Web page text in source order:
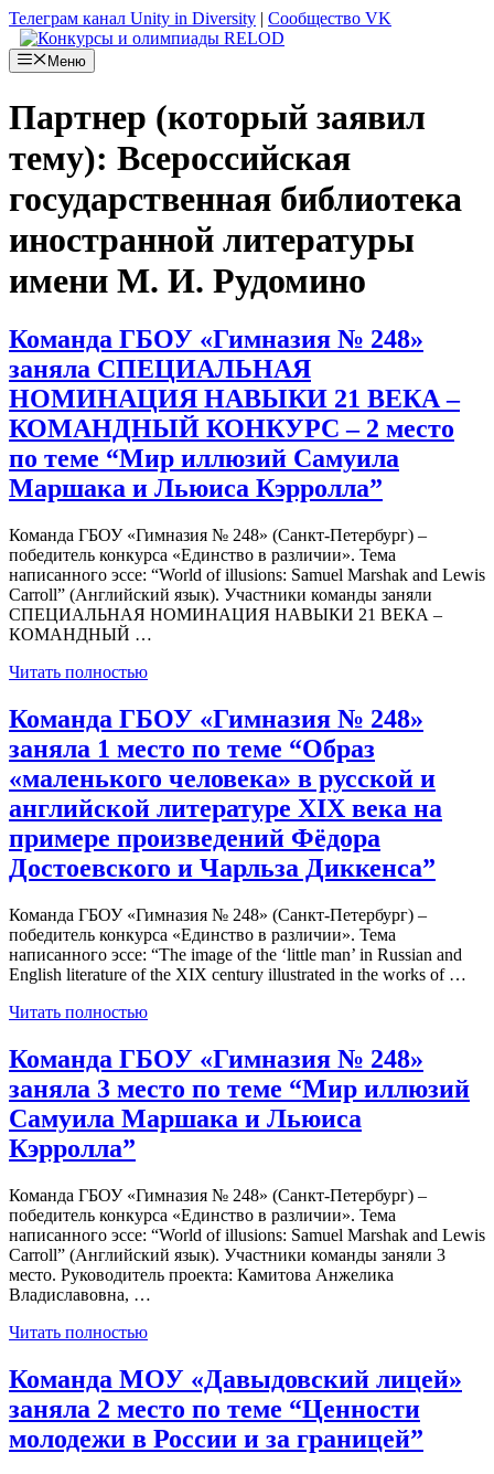
Телеграм канал Unity in Diversity | Сообщество VK
Меню
Партнер (который заявил
тему): Всероссийская
государственная библиотека
иностранной литературы
имени М. И. Рудомино
Команда ГБОУ «Гимназия № 248»
заняла СПЕЦИАЛЬНАЯ
НОМИНАЦИЯ НАВЫКИ 21 ВЕКА –
КОМАНДНЫЙ КОНКУРС – 2 место
по теме “Мир иллюзий Самуила
Маршака и Льюиса Кэрролла”
Команда ГБОУ «Гимназия № 248» (Санкт-Петербург) –
победитель конкурса «Единство в различии». Тема
написанного эссе: “World of illusions: Samuel Marshak and Lewis
Carroll” (Английский язык). Участники команды заняли
СПЕЦИАЛЬНАЯ НОМИНАЦИЯ НАВЫКИ 21 ВЕКА –
КОМАНДНЫЙ …
Читать полностью
Команда ГБОУ «Гимназия № 248»
заняла 1 место по теме “Образ
«маленького человека» в русской и
английской литературе XIX века на
примере произведений Фёдора
Достоевского и Чарльза Диккенса”
Команда ГБОУ «Гимназия № 248» (Санкт-Петербург) –
победитель конкурса «Единство в различии». Тема
написанного эссе: “The image of the ‘little man’ in Russian and
English literature of the XIX century illustrated in the works of …
Читать полностью
Команда ГБОУ «Гимназия № 248»
заняла 3 место по теме “Мир иллюзий
Самуила Маршака и Льюиса
Кэрролла”
Команда ГБОУ «Гимназия № 248» (Санкт-Петербург) –
победитель конкурса «Единство в различии». Тема
написанного эссе: “World of illusions: Samuel Marshak and Lewis
Carroll” (Английский язык). Участники команды заняли 3
место. Руководитель проекта: Камитова Анжелика
Владиславовна, …
Читать полностью
Команда МОУ «Давыдовский лицей»
заняла 2 место по теме “Ценности
молодежи в России и за границей”